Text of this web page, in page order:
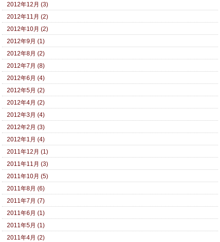
2012年12月 (3)
2012年11月 (2)
2012年10月 (2)
2012年9月 (1)
2012年8月 (2)
2012年7月 (8)
2012年6月 (4)
2012年5月 (2)
2012年4月 (2)
2012年3月 (4)
2012年2月 (3)
2012年1月 (4)
2011年12月 (1)
2011年11月 (3)
2011年10月 (5)
2011年8月 (6)
2011年7月 (7)
2011年6月 (1)
2011年5月 (1)
2011年4月 (2)